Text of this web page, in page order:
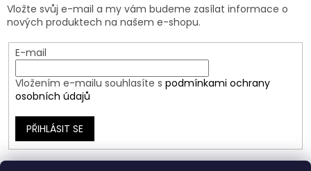
Vložte svůj e-mail a my vám budeme zasílat informace o
nových produktech na našem e-shopu.
E-mail
Vložením e-mailu souhlasíte s podmínkami ochrany
osobních údajů
PŘIHLÁSIT SE